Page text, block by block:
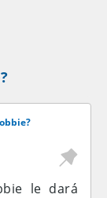
le dará